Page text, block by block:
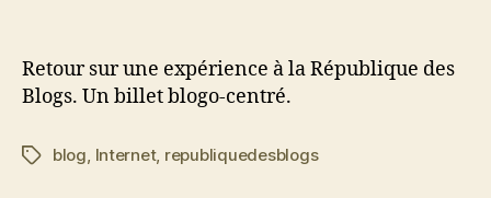
blogs
Retour sur une expérience à la République des
Blogs. Un billet blogo-centré.
Étiquettes
blog Internet, republiquedesblogs